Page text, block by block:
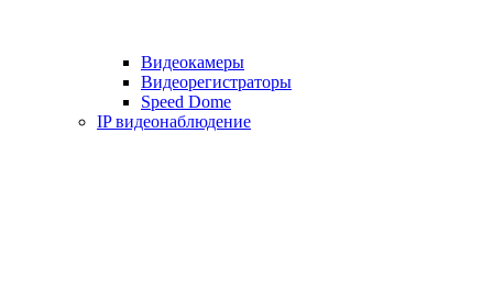
Видеокамеры
Видеорегистраторы
Speed Dome
IP видеонаблюдение